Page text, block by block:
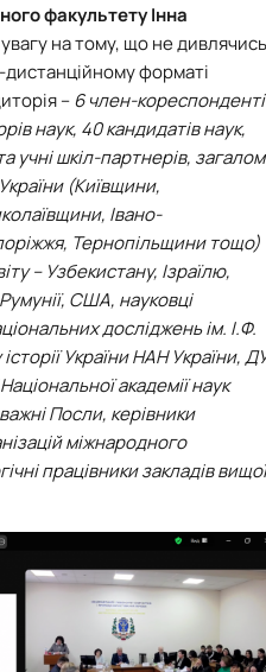
факультетуІнна
на тому, що не дивлячись
дистанційному форматі
–6 член-
наук, 40 кандидатів наук,
учні шкіл-партнерів, загалом
(Київщини,
Івано-
Тернопільщини тощо)
– Узбекистану, Ізраїлю,
США, науковці
досліджень ім. І.Ф.
України НАН України, ДУ
академії наук
Посли, керівники
міжнародного
працівники закладів вищої